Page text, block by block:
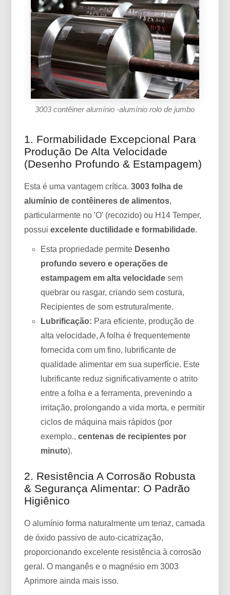
3003 contêiner alumínio -alumínio rolo de jumbo
1. Formabilidade Excepcional Para
Produção De Alta Velocidade
(Desenho Profundo & Estampagem)
Esta é uma vantagem crítica.3003 folha de
alumínio de contêineres de alimentos,
particularmente no 'O' (recozido) ou H14 Temper,
possuiexcelente ductilidade e formabilidade.
Esta propriedade permite Desenho
profundo severo e operações de
estampagem em alta velocidade sem
quebrar ou rasgar, criando sem costura,
Recipientes de som estruturalmente.
Lubrificação: Para eficiente, produção de
alta velocidade, A folha é frequentemente
fornecida com um fino, lubrificante de
qualidade alimentar em sua superfície. Este
lubrificante reduz significativamente o atrito
entre a folha e a ferramenta, prevenindo a
irritação, prolongando a vida morta, e permitir
ciclos de máquina mais rápidos (por
exemplo.,centenas de recipientes por
minuto).
2. Resistência A Corrosão Robusta
& Segurança Alimentar: O Padrão
Higiênico
O alumínio forma naturalmente um tenaz, camada
de óxido passivo de auto-cicatrização,
proporcionando excelente resistência à corrosão
geral. O manganês e o magnésio em 3003
Aprimore ainda mais isso.